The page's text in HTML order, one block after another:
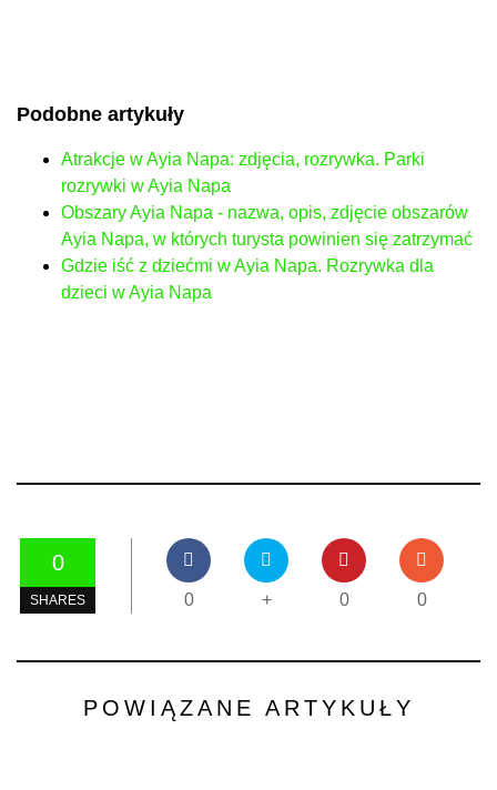
Podobne artykuły
Atrakcje w Ayia Napa: zdjęcia, rozrywka. Parki
rozrywki w Ayia Napa
Obszary Ayia Napa - nazwa, opis, zdjęcie obszarów
Ayia Napa, w których turysta powinien się zatrzymać
Gdzie iść z dziećmi w Ayia Napa. Rozrywka dla
dzieci w Ayia Napa
0
SHARES 0 + 0 0
POWIĄZANE ARTYKUŁY